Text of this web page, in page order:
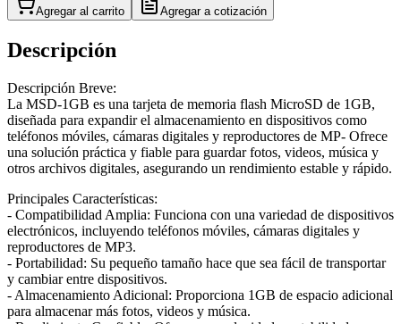
Agregar al carrito Agregar a cotización
Descripción
Descripción Breve:
La MSD-1GB es una tarjeta de memoria flash MicroSD de 1GB,
diseñada para expandir el almacenamiento en dispositivos como
teléfonos móviles, cámaras digitales y reproductores de MP- Ofrece
una solución práctica y fiable para guardar fotos, videos, música y
otros archivos digitales, asegurando un rendimiento estable y rápido.
Principales Características:
- Compatibilidad Amplia: Funciona con una variedad de dispositivos
electrónicos, incluyendo teléfonos móviles, cámaras digitales y
reproductores de MP3.
- Portabilidad: Su pequeño tamaño hace que sea fácil de transportar
y cambiar entre dispositivos.
- Almacenamiento Adicional: Proporciona 1GB de espacio adicional
para almacenar más fotos, videos y música.